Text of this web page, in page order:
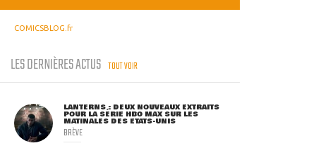
COMICSBLOG.fr
LES DERNIÈRES ACTUS TOUT VOIR
LANTERNS : DEUX NOUVEAUX EXTRAITS
POUR LA SÉRIE HBO MAX SUR LES
MATINALES DES ETATS-UNIS
BRÈVE